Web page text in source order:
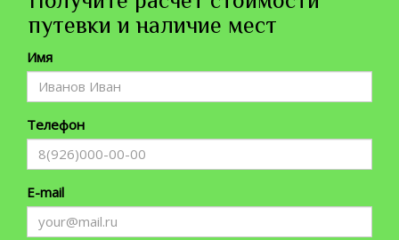
путевки и наличие мест
Имя
Телефон
E-mail